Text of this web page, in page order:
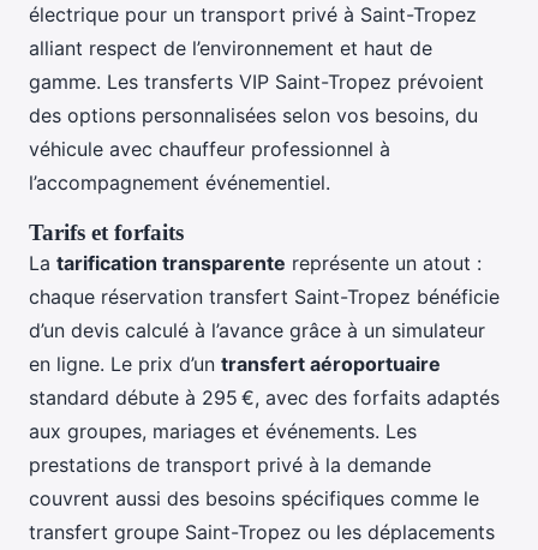
électrique pour un transport privé à Saint-Tropez
alliant respect de l’environnement et haut de
gamme. Les transferts VIP Saint-Tropez prévoient
des options personnalisées selon vos besoins, du
véhicule avec chauffeur professionnel à
l’accompagnement événementiel.
Tarifs et forfaits
La tarification transparente représente un atout :
chaque réservation transfert Saint-Tropez bénéficie
d’un devis calculé à l’avance grâce à un simulateur
en ligne. Le prix d’un transfert aéroportuaire
standard débute à 295 €, avec des forfaits adaptés
aux groupes, mariages et événements. Les
prestations de transport privé à la demande
couvrent aussi des besoins spécifiques comme le
transfert groupe Saint-Tropez ou les déplacements